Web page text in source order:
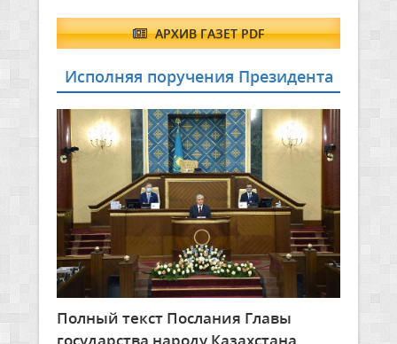
АРХИВ ГАЗЕТ PDF
Исполняя поручения Президента
Полный текст Послания Главы